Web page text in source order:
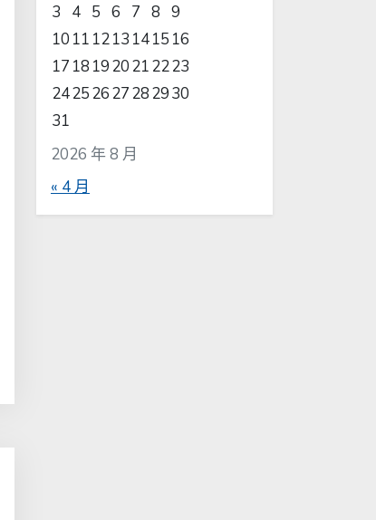
2026 年 8 月
3
4 5 6 7 8 9
10 11 1213 1415 16
17 18 1920212223
24252627282930
31
« 4 月